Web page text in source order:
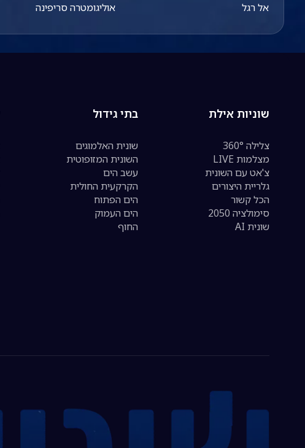
אל רגל
אוליגומטרה סריפינה
שוניות אילת
צלילה 360°
מצלמות LIVE
צ'אט עם השונית
גלריית היצורים
הכל קשור
סימולציה 2050
שונית AI
בתי גידול
שונית האלמוגים
השונית המזופוטית
עשב הים
הקרקעית החולית
הים הפתוח
הים העמוק
החוף